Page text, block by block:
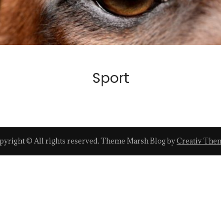
Sport
© All rights reserved. Theme Marsh Blog byCreativ